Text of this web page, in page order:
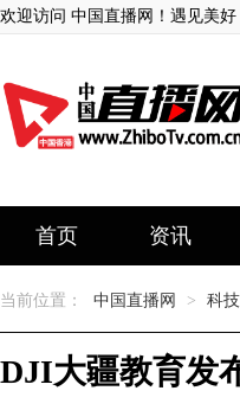
欢迎访问 中国直播网！遇见美好
首页 资讯
当前位置： 中国直播网 > 科技
DJI大疆教育发